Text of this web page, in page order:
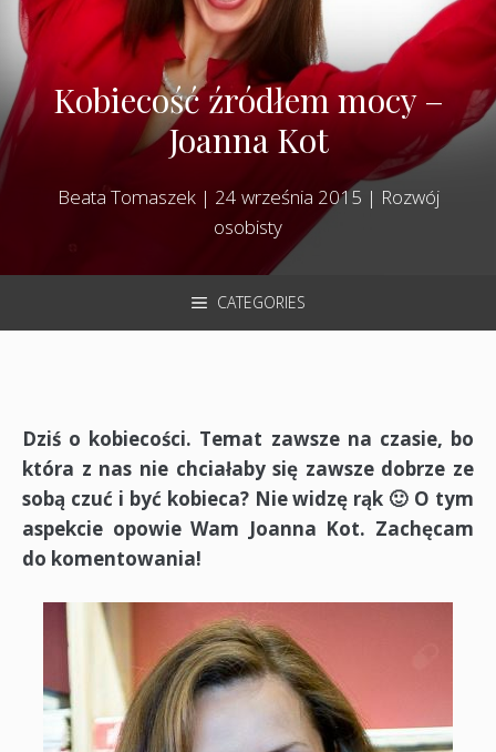
Kobiecość źródłem mocy –
Joanna Kot
Beata Tomaszek| 24 września 2015 | Rozwój
osobisty
CATEGORIES
Dziś o kobiecości. Temat zawsze na czasie, bo
która z nas nie chciałaby się zawsze dobrze ze
sobą czuć i być kobieca? Nie widzę rąk 🙂 O tym
aspekcie opowie Wam Joanna Kot. Zachęcam
do komentowania!